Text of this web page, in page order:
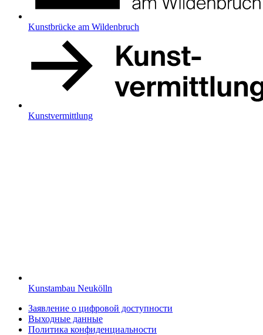
Kunstbrücke am Wildenbruch
Kunstvermittlung
Kunstambau Neukölln
Заявление о цифровой доступности
Выходные данные
Политика конфиденциальности